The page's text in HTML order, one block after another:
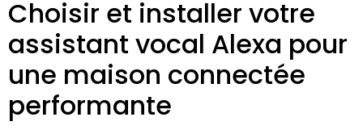
Choisir et installer votre
assistant vocal Alexa pour
une maison connectée
performante